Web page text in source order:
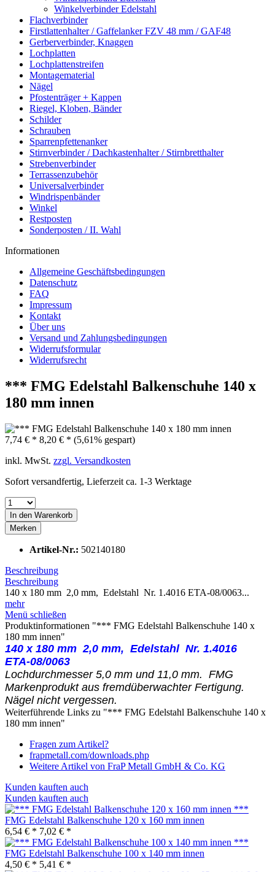
Winkelverbinder Edelstahl
Flachverbinder
Firstlattenhalter / Gaffelanker FZV 48 mm / GAF48
Gerberverbinder, Knaggen
Lochplatten
Lochplattenstreifen
Montagematerial
Nägel
Pfostenträger + Kappen
Riegel, Kloben, Bänder
Schilder
Schrauben
Sparrenpfettenanker
Stirnverbinder / Dachkastenhalter / Stirnbretthalter
Strebenverbinder
Terrassenzubehör
Universalverbinder
Windrispenbänder
Winkel
Restposten
Sonderposten / II. Wahl
Informationen
Allgemeine Geschäftsbedingungen
Datenschutz
FAQ
Impressum
Kontakt
Über uns
Versand und Zahlungsbedingungen
Widerrufsformular
Widerrufsrecht
*** FMG Edelstahl Balkenschuhe 140 x
180 mm innen
7,74 € * 8,20 € * (5,61% gespart)
inkl. MwSt. zzgl. Versandkosten
Sofort versandfertig, Lieferzeit ca. 1-3 Werktage
In den Warenkorb
Merken
Artikel-Nr.: 502140180
Beschreibung
Beschreibung
140 x 180 mm 2,0 mm, Edelstahl Nr. 1.4016 ETA-08/0063...
mehr
Menü schließen
Produktinformationen "*** FMG Edelstahl Balkenschuhe 140 x
180 mm innen"
140 x 180 mm 2,0 mm, Edelstahl Nr. 1.4016
ETA-08/0063
Lochdurchmesser 5,0 mm und 11,0 mm. FMG
Markenprodukt aus fremdüberwachter Fertigung.
Nägel nicht vergessen.
Weiterführende Links zu "*** FMG Edelstahl Balkenschuhe 140 x
180 mm innen"
Fragen zum Artikel?
frapmetall.com/downloads.php
Weitere Artikel von FraP Metall GmbH & Co. KG
Kunden kauften auch
Kunden kauften auch
***
FMG Edelstahl Balkenschuhe 120 x 160 mm innen
6,54 € * 7,02 € *
***
FMG Edelstahl Balkenschuhe 100 x 140 mm innen
4,50 € * 5,41 € *